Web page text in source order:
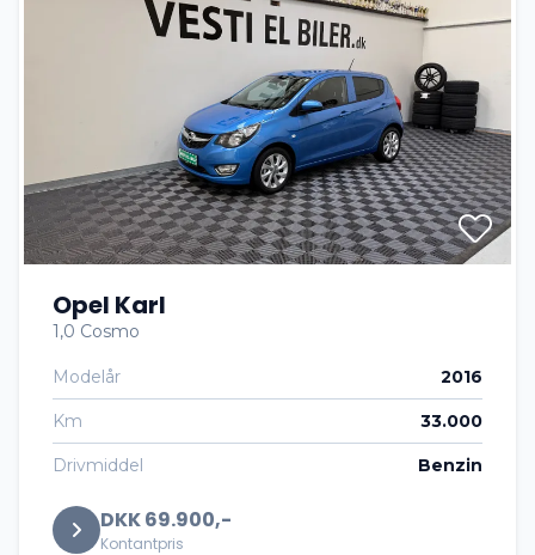
Opel Karl
1,0 Cosmo
Modelår 2016
Km 33.000
Drivmiddel Benzin
DKK 69.900,-
Kontantpris